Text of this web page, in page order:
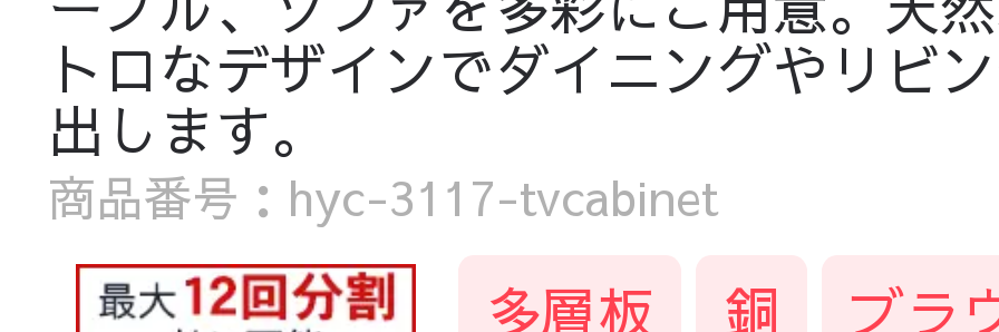
トロなデザインでダイニングやリビ
出します。
商品番号：hyc-3117-tvcabinet
多層板 銅
ブラ